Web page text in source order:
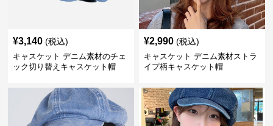
¥3,140 (税込)
キャスケット デニム素材のチェ
ック切り替えキャスケット帽
¥2,990 (税込)
キャスケット デニム素材ストラ
イプ柄キャスケット帽